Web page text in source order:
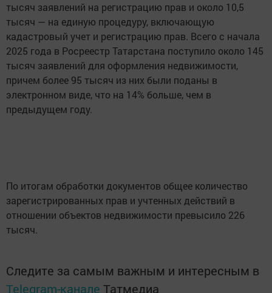
тысяч заявлений на регистрацию прав и около 10,5
тысяч — на единую процедуру, включающую
кадастровый учет и регистрацию прав. Всего с начала
2025 года в Росреестр Татарстана поступило около 145
тысяч заявлений для оформления недвижимости,
причем более 95 тысяч из них были поданы в
электронном виде, что на 14% больше, чем в
предыдущем году.
По итогам обработки документов общее количество
зарегистрированных прав и учтенных действий в
отношении объектов недвижимости превысило 226
тысяч.
Следите за самым важным и интересным в
Telegram-канале Татмедиа